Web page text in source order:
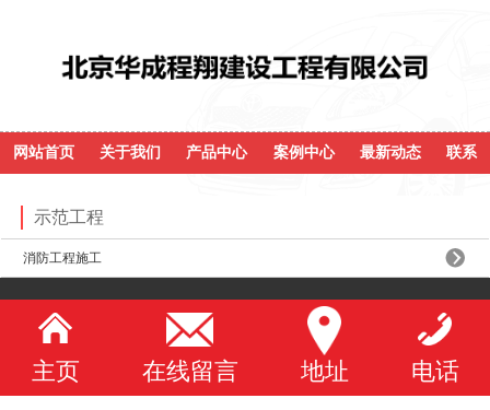
网站首页 关于我们 产品中心 案例中心 最新动态 联系
示范工程
消防工程施工
主页 在线留言 地址 电话